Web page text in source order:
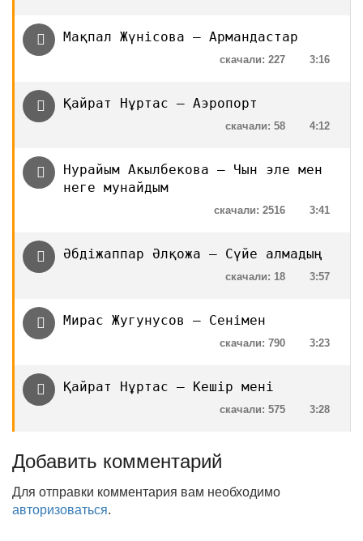
Мақпал Жүнісова — Армандастар
3:16
скачали: 227
Қайрат Нұртас — Аэропорт
4:12
скачали: 58
Нурайым Акылбекова — Чын эле мен
неге мунайдым
3:41
скачали: 2516
Әбдіжаппар Әлқожа — Сүйе алмадың
3:57
скачали: 18
Мирас Жугунусов — Сенімен
3:23
скачали: 790
Қайрат Нұртас — Кешір мені
3:28
скачали: 575
Добавить комментарий
Для отправки комментария вам необходимо
авторизоваться.